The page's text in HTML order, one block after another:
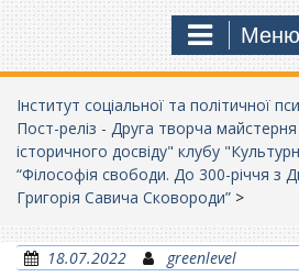
Меню
Інститут соціальної та політичної
Пост-реліз - Друга творча
історичного досвіду" клубу
“Філософія свободи. До 300-річчя з
Григорія Савича Сковороди” >
18.07.2022 greenlevel